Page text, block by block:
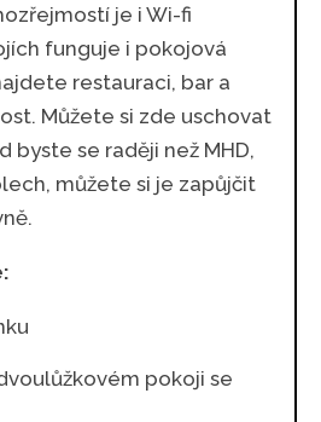
je i Wi-fi
funguje i pokojová
restauraci, bar a
Můžete si zde uschovat
byste se raději než MHD,
můžete si je zapůjčit
pokoji se